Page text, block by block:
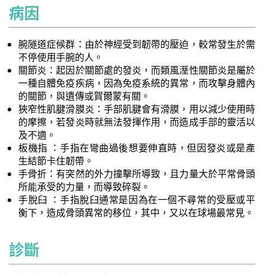
病因
腕隧道症候群：由於神經受到韌帶的壓迫，較常發生於需
不停使用手腕的人。
關節炎：起因於關節處的發炎，而類風溼性關節炎是屬於
一種自體免疫疾病，因為免疫系統的異常，而攻擊身體內
的關節，與遺傳或賀爾蒙有關。
狹窄性肌腱滑膜炎：手部肌腱會有滑膜，用以減少使用時
的摩擦，若發炎時就無法發揮作用，而造成手部的靈活以
及不適。
板機指 ：手指在彎曲過後想要伸直時，但因發炎或是產
生結節卡住韌帶。
手骨折：有突然的外力撞擊所導致，且力量大於平常骨頭
所能承受的力量，而導致碎裂。
手脫臼 ：手指脫臼通常是因為在一個不尋常的受壓或平
衡下，造成骨頭異常的移位，其中，又以在球場最常見。
診斷